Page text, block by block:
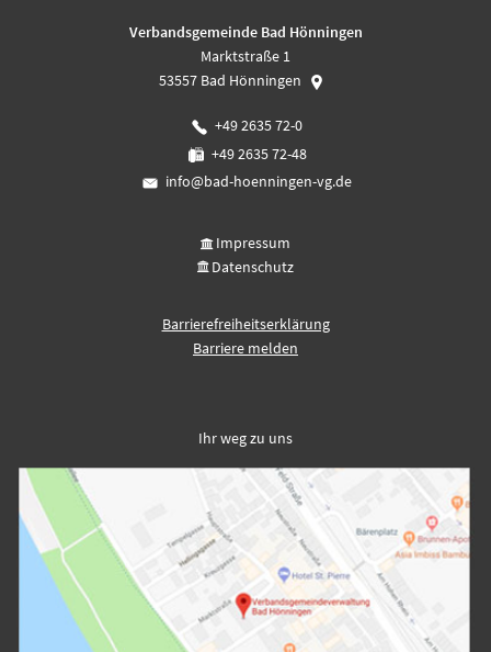
Verbandsgemeinde Bad Hönningen
Marktstraße 1
53557 Bad Hönningen
+49 2635 72-0
+49 2635 72-48
info@bad-hoenningen-vg.de
Impressum
Datenschutz
Barrierefreiheitserklärung
Barriere melden
Ihr weg zu uns